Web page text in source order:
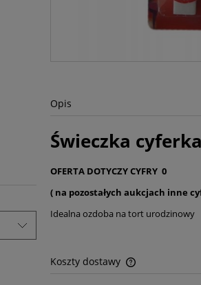
Opis
Świeczka
OFERTA DOTYCZY CYFRY 0
( na pozostałych aukcjach inne
Idealna ozdoba na tort urodzinowy
Koszty dostawy